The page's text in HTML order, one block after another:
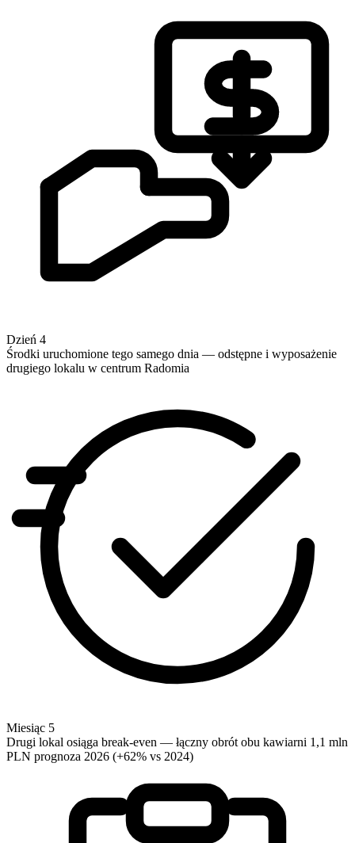
Dzień 4
Środki uruchomione tego samego dnia — odstępne i wyposażenie
drugiego lokalu w centrum Radomia
Miesiąc 5
Drugi lokal osiąga break-even — łączny obrót obu kawiarni 1,1 mln
PLN prognoza 2026 (+62% vs 2024)